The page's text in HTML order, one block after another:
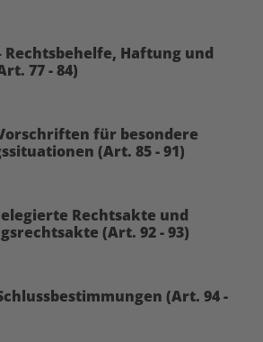
Rechtsbehelfe, Haftung und
77 - 84)
Vorschriften für besondere
(Art. 85 - 91)
Rechtsakte und
(Art. 92 - 93)
(Art. 94 -